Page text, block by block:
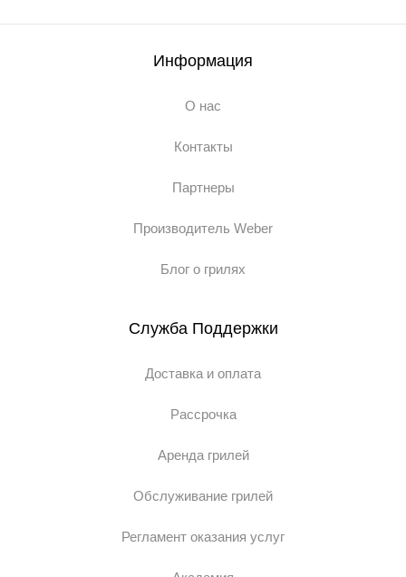
Информация
О нас
Контакты
Партнеры
Производитель Weber
Блог о грилях
Служба Поддержки
Доставка и оплата
Рассрочка
Аренда грилей
Обслуживание грилей
Регламент оказания услуг